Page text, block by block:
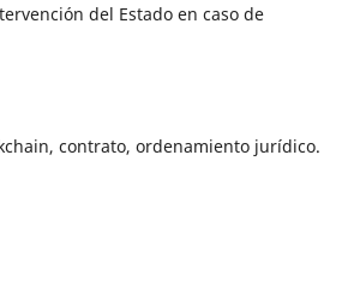
del Estado en caso de
contrato, ordenamiento jurídico.